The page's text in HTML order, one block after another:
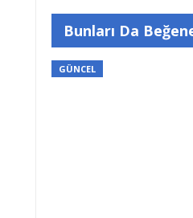
Bunları Da
GÜNCEL